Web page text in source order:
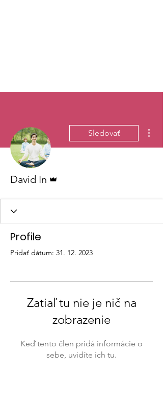
Sledovať
David In
Profile
Pridať dátum: 31. 12. 2023
Zatiaľ tu nie je nič na
zobrazenie
Keď tento člen pridá informácie o
sebe, uvidíte ich tu.